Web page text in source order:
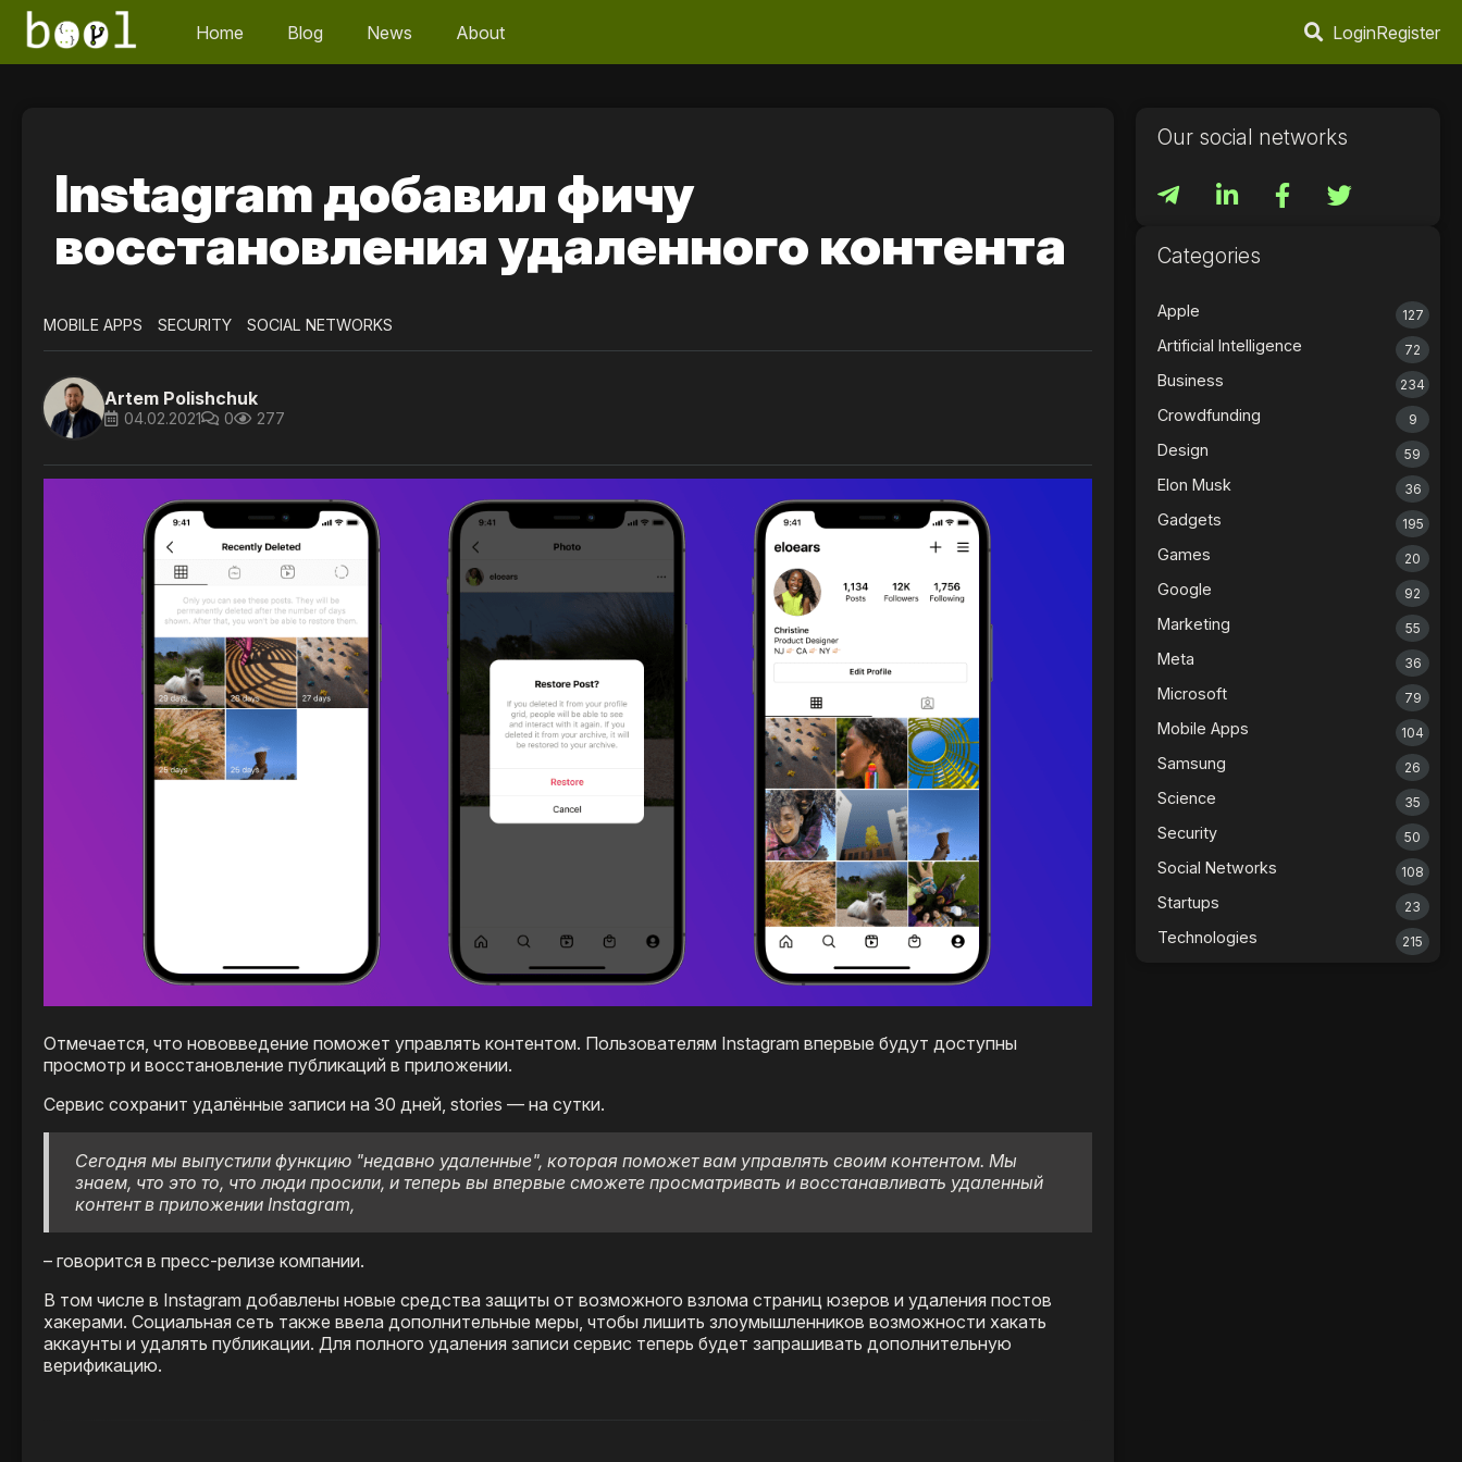
Home Blog News About LoginRegister
Instagram добавил фичу
восстановления удаленного контента
MOBILE APPS SECURITY SOCIAL NETWORKS
Artem Polishchuk
04.02.2021 0 277
Отмечается, что нововведение поможет управлять контентом. Пользователям Instagram впервые будут доступны
просмотр и восстановление публикаций в приложении.
Сервис сохранит удалённые записи на 30 дней, stories — на сутки.
Сегодня мы выпустили функцию "недавно удаленные", которая поможет вам управлять своим контентом. Мы
знаем, что это то, что люди просили, и теперь вы впервые сможете просматривать и восстанавливать удаленный
контент в приложении Instagram,
– говорится в пресс-релизе компании.
В том числе в Instagram добавлены новые средства защиты от возможного взлома страниц юзеров и удаления постов
хакерами. Социальная сеть также ввела дополнительные меры, чтобы лишить злоумышленников возможности хакать
аккаунты и удалять публикации. Для полного удаления записи сервис теперь будет запрашивать дополнительную
верификацию.
Our social networks
Categories
Apple 127
Artificial Intelligence 72
Business 234
Crowdfunding 9
Design 59
Elon Musk 36
Gadgets 195
Games 20
Google 92
Marketing 55
Meta 36
Microsoft 79
Mobile Apps 104
Samsung 26
Science 35
Security 50
Social Networks 108
Startups 23
Technologies 215